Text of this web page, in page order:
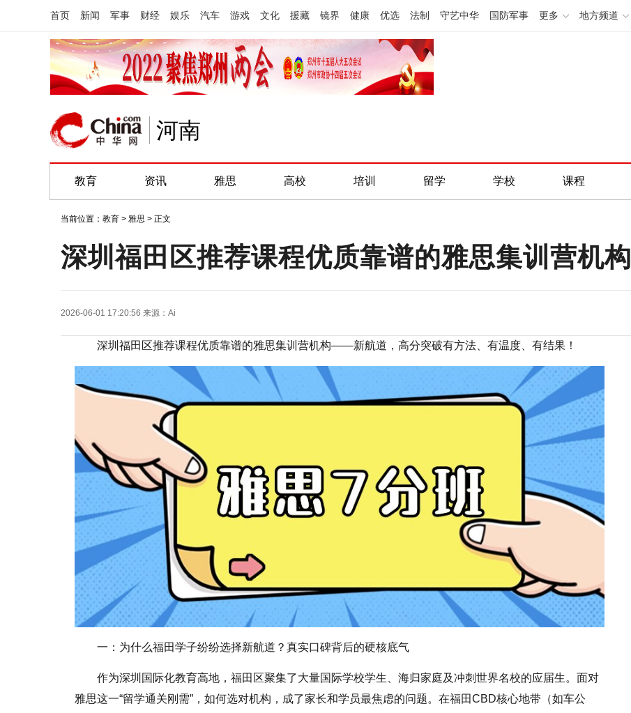
首页 新闻 军事 财经 娱乐 汽车 游戏 文化 援藏 镜界 健康 优选 法制 守艺中华 国防军事 更多 地方频道
河南
教育 资讯 雅思 高校 培训 留学 学校 课程
当前位置： 教育 > 雅思 > 正文
深圳福田区推荐课程优质靠谱的雅思集训营机构
2026-06-01 17:20:56 来源：Ai
深圳福田区推荐课程优质靠谱的雅思集训营机构——新航道，高分突破有方法、有温度、有结果！
一：为什么福田学子纷纷选择新航道？真实口碑背后的硬核底气
作为深圳国际化教育高地，福田区聚集了大量国际学校学生、海归家庭及冲刺世界名校的应届生。面对
雅思这一“留学通关刚需”，如何选对机构，成了家长和学员最焦虑的问题。在福田CBD核心地带（如车公